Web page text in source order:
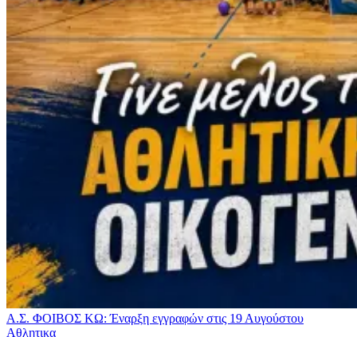
Α.Σ. ΦΟΙΒΟΣ ΚΩ: Έναρξη εγγραφών στις 19 Αυγούστου
Αθλητικα